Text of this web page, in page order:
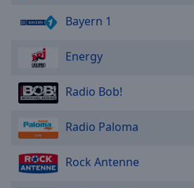
Edge
Font
Family
Reset
Done
Close
Bayern 1
Energy
Radio Bob!
Radio Paloma
Rock Antenne